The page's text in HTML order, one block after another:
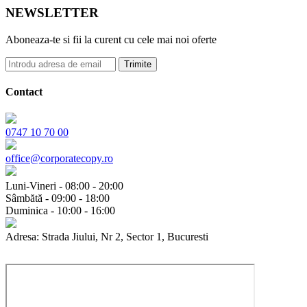
NEWSLETTER
Aboneaza-te si fii la curent cu cele mai noi oferte
Trimite
Contact
0747 10 70 00
office@corporatecopy.ro
Luni-Vineri - 08:00 - 20:00
Sâmbătă - 09:00 - 18:00
Duminica - 10:00 - 16:00
Adresa: Strada Jiului, Nr 2, Sector 1, Bucuresti